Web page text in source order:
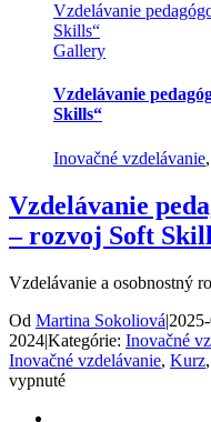
certifikát
STN
EN
9001:2016!
Vzdelávanie
Skills“
Gallery
Vzdelávanie
Skills“
Inovačné vzdelávanie,
Vzdelávanie
– rozvoj Soft
Vzdelávanie a osobnostný
Od Martina Sokoliová|
2024|Kategórie: Inovačné
Inovačné vzdelávanie, Kurz,
vypnuténa